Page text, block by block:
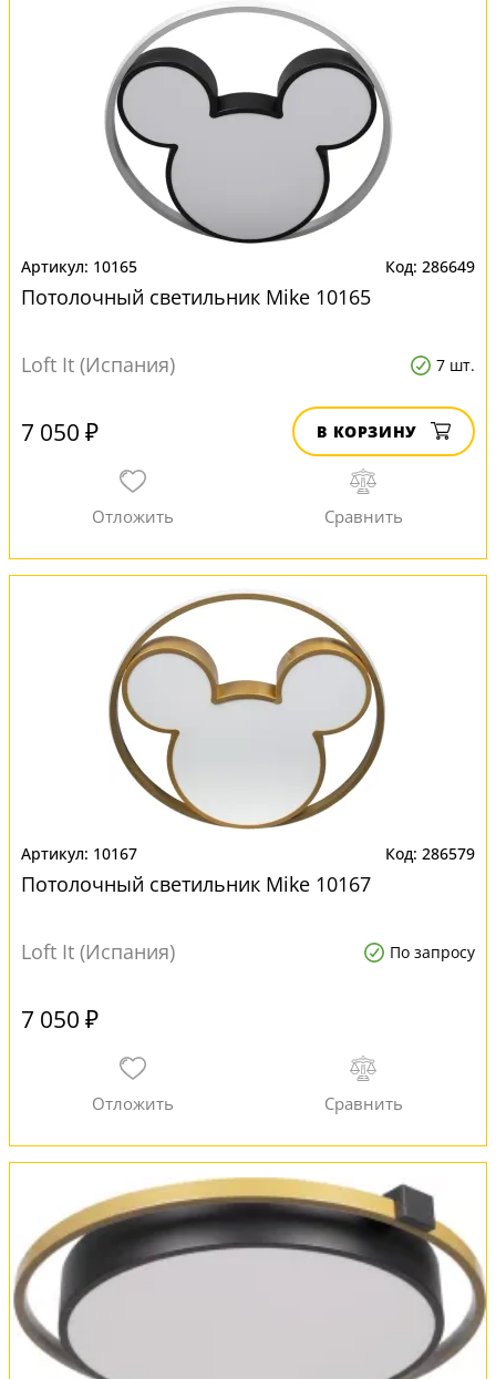
10165 286649
Потолочный светильник Mike 10165
Loft It (Испания) 7 шт.
7 050 ₽ В КОРЗИНУ
10167 286579
Потолочный светильник Mike 10167
Loft It (Испания) По запросу
7 050 ₽